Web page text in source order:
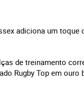
adiciona um
de treinamento
Rugby Top em